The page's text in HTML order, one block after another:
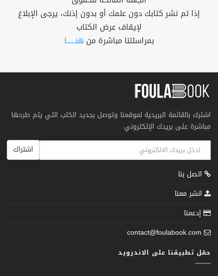
إذا تم نشر كتابك دون علمك أو بدون إذنك، يرجى الإبلاغ
لإيقاف عرض الكتاب
بمراسلتنا مباشرة من هنــــــا
اشترك بالقائمة البريدية لموقعنا وتوصل بجديد الكتب التي يتم طرحها
مباشرة على بريدك الإلكتروني
اشتراك
اتصل بنا
انشر معنا
إدعمنا
contact@foulabook.com
حمّل تطبيقنا على الاندرويد